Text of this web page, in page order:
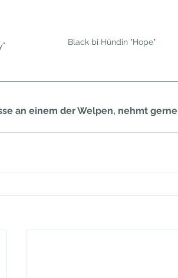
Black bi Hündin "Hope"
an einem der Welpen, nehmt gerne